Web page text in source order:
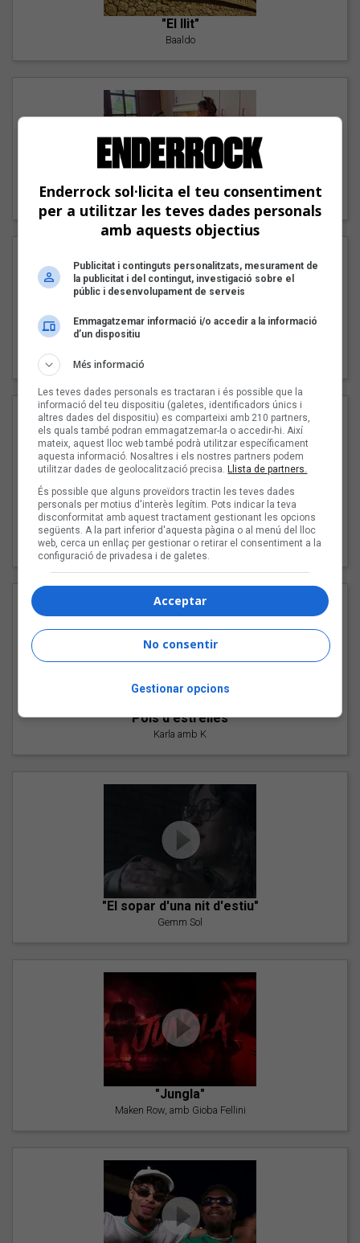
"El llit"
Baaldo
"Lo bueno y lo malo"
Carmen y María
Pep Álvarez amb Joan Muntaner (Xanguito)
"Les cabres"
94 Rules amb Compte
"Pols d'estrelles"
Karla amb K
"El sopar d'una nit d'estiu"
Gemm Sol
"Jungla"
Maken Row, amb Gioba Fellini
Enderrock sol·licita el teu consentiment
per a utilitzar les teves dades personals
amb aquests objectius
Publicitat i continguts personalitzats, mesurament de
la publicitat i del contingut, investigació sobre el
públic i desenvolupament de serveis
Emmagatzemar informació i/o accedir a la informació
d’un dispositiu
Més informació
Les teves dades personals es tractaran i és possible que la
informació del teu dispositiu (galetes, identificadors únics i
altres dades del dispositiu) es comparteixi amb 210 partners,
els quals també podran emmagatzemar-la o accedir-hi. Així
mateix, aquest lloc web també podrà utilitzar específicament
aquesta informació. Nosaltres i els nostres partners podem
utilitzar dades de geolocalització precisa. Llista de partners.
És possible que alguns proveïdors tractin les teves dades
personals per motius d'interès legítim. Pots indicar la teva
disconformitat amb aquest tractament gestionant les opcions
següents. A la part inferior d'aquesta pàgina o al menú del lloc
web, cerca un enllaç per gestionar o retirar el consentiment a la
configuració de privadesa i de galetes.
Acceptar
No consentir
Gestionar opcions